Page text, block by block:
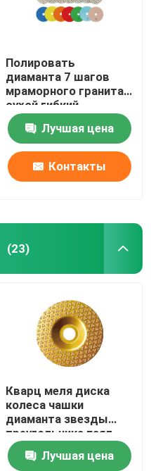
Полировать
диаманта 7 шагов
мраморного гранита
сухой гибкий
прокладывает 4304
100mmЛучшая цена
Контакты
(23)
Кварц меля диска
колеса чашки
диаманта звезды
треугольника паял
Лучшая цена